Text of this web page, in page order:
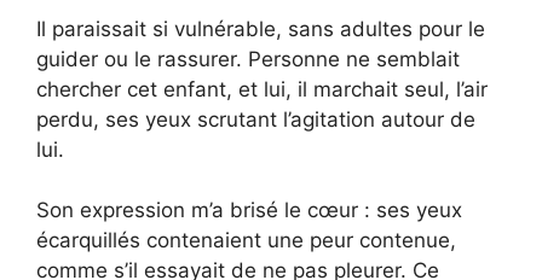
Il paraissait si vulnérable, sans adultes pour le
guider ou le rassurer. Personne ne semblait
chercher cet enfant, et lui, il marchait seul, l’air
perdu, ses yeux scrutant l’agitation autour de
lui.
Son expression m’a brisé le cœur : ses yeux
écarquillés contenaient une peur contenue,
comme s’il essayait de ne pas pleurer. Ce